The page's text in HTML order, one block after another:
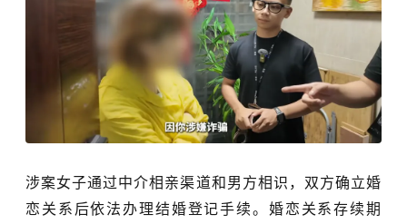
涉案女子通过中介相亲渠道和男方相识，双方确立婚
恋关系后依法办理结婚登记手续。婚恋关系存续期